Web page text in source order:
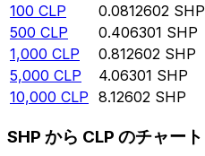
100 CLP 0.0812602 SHP
500 CLP 0.406301 SHP
1,000 CLP 0.812602 SHP
5,000 CLP 4.06301 SHP
10,000 CLP 8.12602 SHP
SHP から CLP のチャート